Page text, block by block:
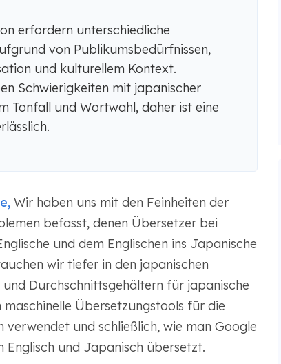
erfordern unterschiedliche
von Publikumsbedürfnissen,
und kulturellem Kontext.
Schwierigkeiten mit japanischer
Tonfall und Wortwahl, daher ist eine
Wir haben uns mit den Feinheiten der
befasst, denen Übersetzer bei
und dem Englischen ins Japanische
wir tiefer in den japanischen
Durchschnittsgehältern für japanische
Übersetzungstools für die
und schließlich, wie man Google
Englisch und Japanisch übersetzt.